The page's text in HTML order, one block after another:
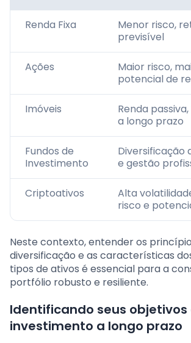
Renda Fixa
Menor risco,
previsível
Ações
Maior risco,
potencial de
Imóveis
Renda
a longo prazo
Fundos de
Investimento
Diversificação
e gestão
Criptoativos
Alta
risco e
Neste contexto, entender os
diversificação e as características
tipos de ativos é essencial para a
portfólio robusto e resiliente.
Identificando seus objetivos
investimento a longo prazo